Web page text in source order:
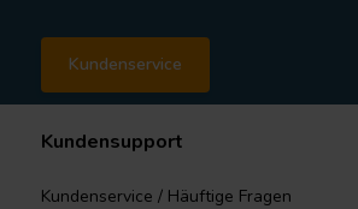
Kundenservice
Kundensupport
Kundenservice / Häuftige Fragen